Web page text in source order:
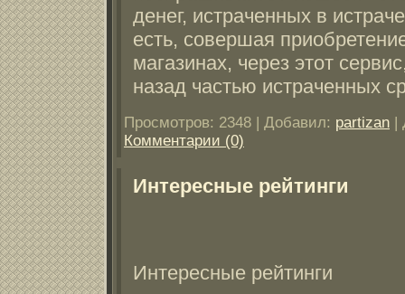
денег, истраченных в
есть, совершая
магазинах, через этот
назад частью истраченных
Просмотров: 2348 | Добавил: partizan |
Комментарии (0)
Интересные рейтинги
Интересные рейтинги